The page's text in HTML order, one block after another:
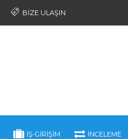
BIZE ULAŞIN
İŞ-GIRIŞIM İNCELEME